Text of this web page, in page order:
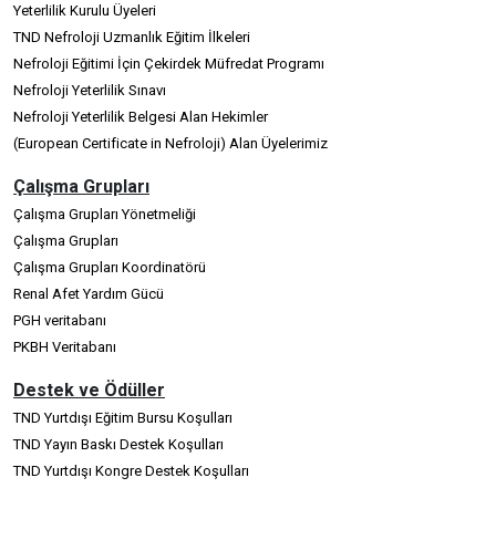
Yeterlilik Kurulu Üyeleri
TND Nefroloji Uzmanlık Eğitim İlkeleri
Nefroloji Eğitimi İçin Çekirdek Müfredat Programı
Nefroloji Yeterlilik Sınavı
Nefroloji Yeterlilik Belgesi Alan Hekimler
(European Certificate in Nefroloji) Alan Üyelerimiz
Çalışma Grupları
Çalışma Grupları Yönetmeliği
Çalışma Grupları
Çalışma Grupları Koordinatörü
Renal Afet Yardım Gücü
PGH veritabanı
PKBH Veritabanı
Destek ve Ödüller
TND Yurtdışı Eğitim Bursu Koşulları
TND Yayın Baskı Destek Koşulları
TND Yurtdışı Kongre Destek Koşulları